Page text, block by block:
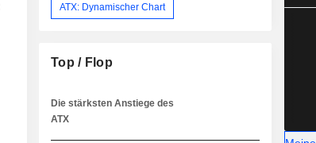
ATX: Dynamischer Chart
Top / Flop
Die stärksten Anstiege des
ATX